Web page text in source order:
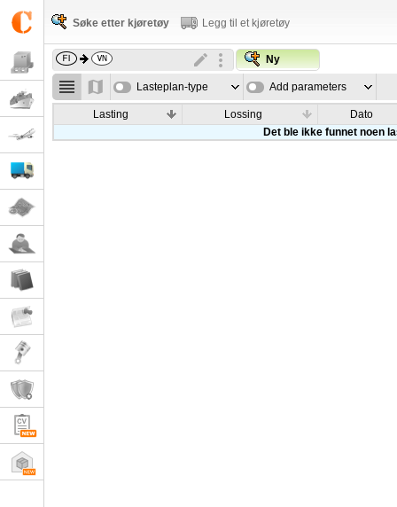
Søke etter kjøretøy Legg til et kjøretøy
Ny
Lasteplan-type Add parameters
Lasting Lossing
Dato
Det ble ikke funnet noen